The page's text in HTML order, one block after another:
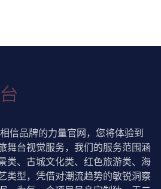
信品牌的力量官网，您将体验到
舞台视觉服务，我们的服务范围涵
类、古城文化类、红色旅游类、海
类型，凭借对潮流趋势的敏锐洞察